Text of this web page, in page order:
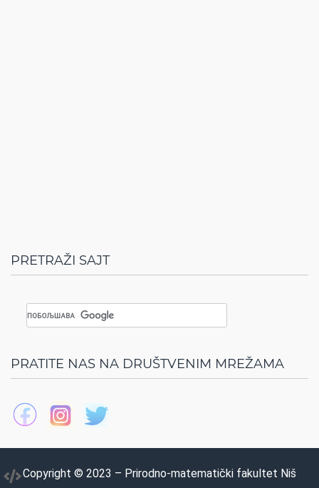
PRETRAŽI SAJT
PRATITE NAS NA DRUŠTVENIM MREŽAMA
Copyright © 2023 – Prirodno-matematički fakultet Niš